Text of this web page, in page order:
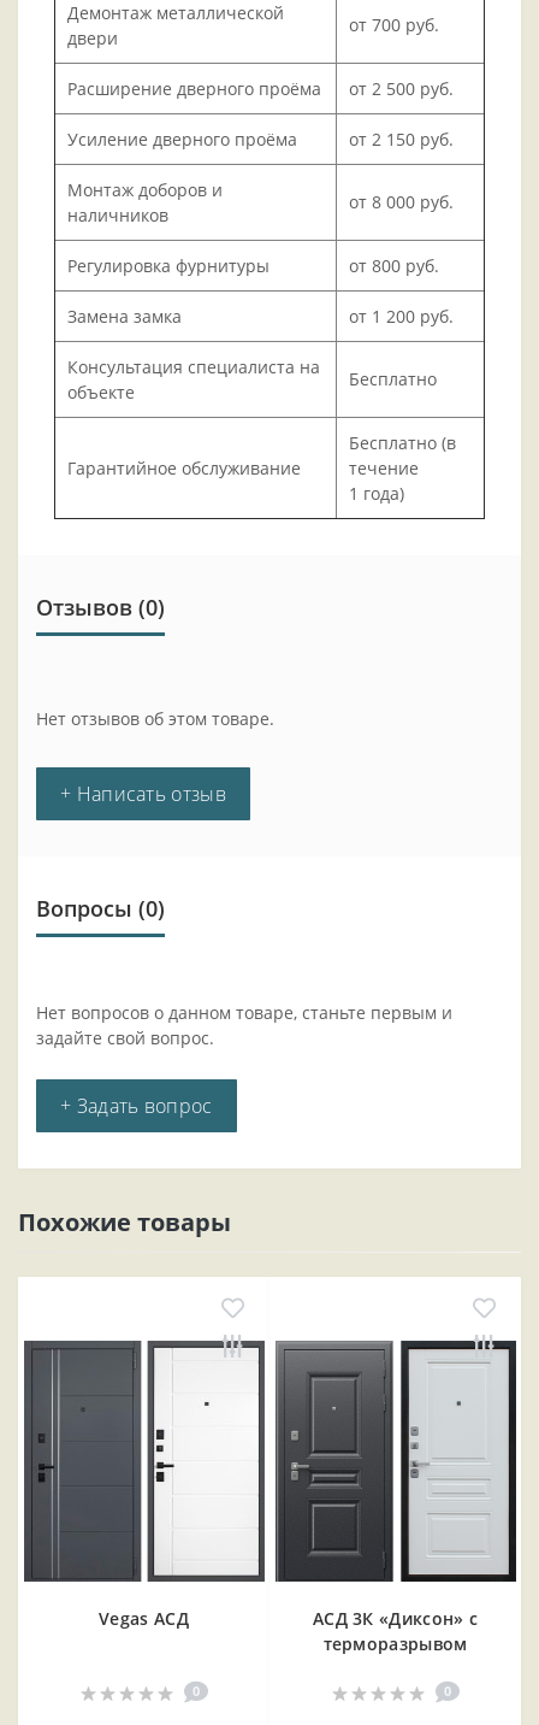
Демонтаж металлической
двери
от 700 руб.
Расширение дверного проёма от 2 500 руб.
Усиление дверного проёма от 2 150 руб.
Монтаж доборов и
наличников
от 8 000 руб.
Регулировка фурнитуры от 800 руб.
Замена замка от 1 200 руб.
Консультация специалиста на
объекте
Бесплатно
Гарантийное обслуживание
Бесплатно (в
течение
1 года)
Отзывов (0)
Нет отзывов об этом товаре.
+ Написать отзыв
Вопросы (0)
Нет вопросов о данном товаре, станьте первым и
задайте свой вопрос.
+ Задать вопрос
Похожие товары
Vegas АСД
0
АСД 3К «Диксон» с
терморазрывом
0